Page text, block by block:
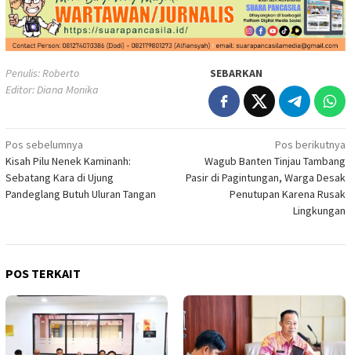
Penulis: Roberto
Editor: Diana Monika
SEBARKAN
Navigasi
pos
Pos sebelumnya
Kisah Pilu Nenek Kaminanh:
Sebatang Kara di Ujung
Pandeglang Butuh Uluran Tangan
Pos berikutnya
Wagub Banten Tinjau Tambang
Pasir di Pagintungan, Warga Desak
Penutupan Karena Rusak
Lingkungan
POS TERKAIT